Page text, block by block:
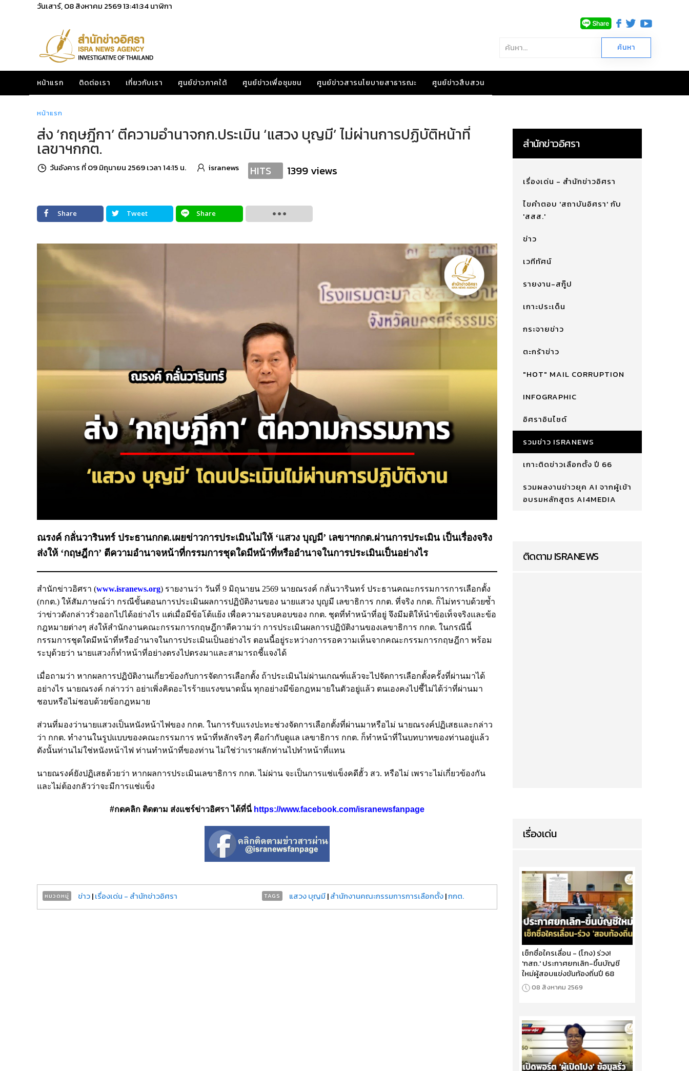
วันเสาร์, 08 สิงหาคม 256913:41:35นาฬิกา
หน้าแรก ติดต่อเรา เกี่ยวกับเรา ศูนย์ข่าวภาคใต้ ศูนย์ข่าวเพื่อชุมชน ศูนย์ข่าวสารนโยบายสาธารณะ ศูนย์ข่าวสืบสวน
หน้าแรก
ส่ง ‘กฤษฎีกา’ ตีความอำนาจกก.ประเมิน ‘แสวง บุญมี’ ไม่ผ่านการปฏิบัติหน้าที่
เลขาฯกกต.
วันอังคาร ที่ 09 มิถุนายน 2569 เวลา 14:15 น. isranews HITS 1399 views
Share Tweet Share
ณรงค์ กลั่นวารินทร์ ประธานกกต.เผยข่าวการประเมินไม่ให้ ‘แสวง บุญมี’ เลขาฯกกต.ผ่านการประเมิน เป็นเรื่องจริง
ส่งให้ ‘กฤษฎีกา’ ตีความอำนาจหน้าที่กรรมการชุดใดมีหน้าที่หรืออำนาจในการประเมินเป็นอย่างไร
สำนักข่าวอิศรา (www.isranews.org) รายงานว่า วันที่ 9 มิถุนายน 2569 นายณรงค์ กลั่นวารินทร์ ประธานคณะกรรมการการเลือกตั้ง
(กกต.) ให้สัมภาษณ์ว่า กรณีขั้นตอนการประเมินผลการปฏิบัติงานของ นายแสวง บุญมี เลขาธิการ กกต. ที่จริง กกต. ก็ไม่ทราบด้วยซ้ำ
ว่าข่าวดังกล่าวรั่วออกไปได้อย่างไร แต่เมื่อมีข้อโต้แย้ง เพื่อความรอบคอบของ กกต. ชุดที่ทำหน้าที่อยู่ จึงมีมติให้นำข้อเท็จจริงและข้อ
กฎหมายต่างๆ ส่งให้สำนักงานคณะกรรมการกฤษฎีกาตีความว่า การประเมินผลการปฏิบัติงานของเลขาธิการ กกต. ในกรณีนี้
กรรมการชุดใดมีหน้าที่หรืออำนาจในการประเมินเป็นอย่างไร ตอนนี้อยู่ระหว่างการรอความเห็นจากคณะกรรมการกฤษฎีกา พร้อม
ระบุด้วยว่า นายแสวงก็ทำหน้าที่อย่างตรงไปตรงมาและสามารถชี้แจงได้
เมื่อถามว่า หากผลการปฏิบัติงานเกี่ยวข้องกับการจัดการเลือกตั้ง ถ้าประเมินไม่ผ่านเกณฑ์แล้วจะไปจัดการเลือกตั้งครั้งที่ผ่านมาได้
อย่างไร นายณรงค์ กล่าวว่า อย่าเพิ่งคิดอะไรร้ายแรงขนาดนั้น ทุกอย่างมีข้อกฎหมายในตัวอยู่แล้ว ตนเองคงไปชี้ไม่ได้ว่าที่ผ่านมา
ชอบหรือไม่ชอบด้วยข้อกฎหมาย
ส่วนที่มองว่านายแสวงเป็นหนังหน้าไฟของ กกต. ในการรับแรงปะทะช่วงจัดการเลือกตั้งที่ผ่านมาหรือไม่ นายณรงค์ปฏิเสธและกล่าว
ว่า กกต. ทำงานในรูปแบบของคณะกรรมการ หน้าที่หลักจริงๆ คือกำกับดูแล เลขาธิการ กกต. ก็ทำหน้าที่ในบทบาทของท่านอยู่แล้ว
ดังนั้นท่านไม่ใช่หนังหน้าไฟ ท่านทำหน้าที่ของท่าน ไม่ใช่ว่าเราผลักท่านไปทำหน้าที่แทน
นายณรงค์ยังปฏิเสธด้วยว่า หากผลการประเมินเลขาธิการ กกต. ไม่ผ่าน จะเป็นการแช่แข็งคดีฮั้ว สว. หรือไม่ เพราะไม่เกี่ยวข้องกัน
และไม่ต้องกลัวว่าจะมีการแช่แข็ง
#กดคลิก ติดตาม ส่งแชร์ข่าวอิศรา ได้ที่นี่ https://www.facebook.com/isranewsfanpage
หมวดหมู่ ข่าว|เรื่องเด่น - สำนักข่าวอิศรา TAGS แสวง บุญมี|สำนักงานคณะกรรมการการเลือกตั้ง|กกต.
สำนักข่าวอิศรา
เรื่องเด่น - สำนักข่าวอิศรา
ไขคำตอบ 'สถาบันอิศรา' กับ
'สสส.'
ข่าว
เวทีทัศน์
รายงาน-สกู๊ป
เกาะประเด็น
กระจายข่าว
ตะกร้าข่าว
"HOT" MAIL CORRUPTION
INFOGRAPHIC
อิศราอินไซด์
รวมข่าว ISRANEWS
เกาะติดข่าวเลือกตั้ง ปี 66
รวมผลงานข่าวยุค AI จากผู้เข้า
อบรมหลักสูตร AI4MEDIA
ติดตาม ISRANEWS
เรื่องเด่น
เช็กชื่อใครเลื่อน - (โกง) ร่วง!
'กสถ.' ประกาศยกเลิก-ขึ้นบัญชี
ใหม่ผู้สอบแข่งขันท้องถิ่นปี 68
08 สิงหาคม 2569